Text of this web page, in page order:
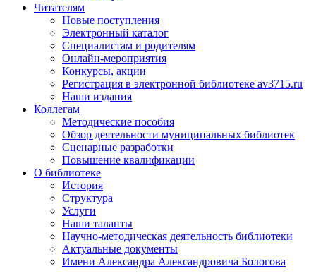
Читателям
Новые поступления
Электронный каталог
Специалистам и родителям
Онлайн-мероприятия
Конкурсы, акции
Регистрация в электронной библиотеке av3715.ru
Наши издания
Коллегам
Методические пособия
Обзор деятельности муниципальных библиотек
Сценарные разработки
Повышение квалификации
О библиотеке
История
Структура
Услуги
Наши таланты
Научно-методическая деятельность библиотеки
Актуальные документы
Имени Александра Александровича Бологова